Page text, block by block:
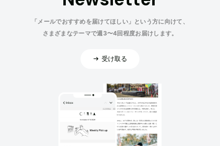
「メールでおすすめを届けてほしい」という方に向けて、
さまざまなテーマで週3〜4回程度お届けします。
受け取る